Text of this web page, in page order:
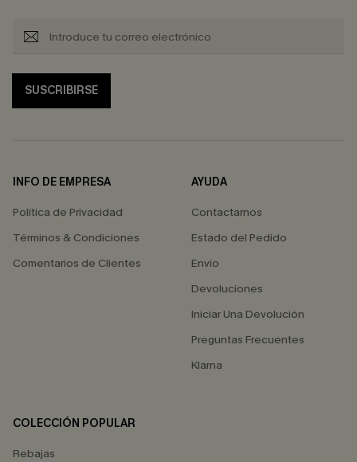
SUSCRIBIRSE
INFO DE EMPRESA
Política de Privacidad
Términos & Condiciones
Comentarios de Clientes
AYUDA
Contactarnos
Estado del Pedido
Envío
Devoluciones
Iniciar Una Devolución
Preguntas Frecuentes
Klarna
COLECCIÓN POPULAR
Rebajas